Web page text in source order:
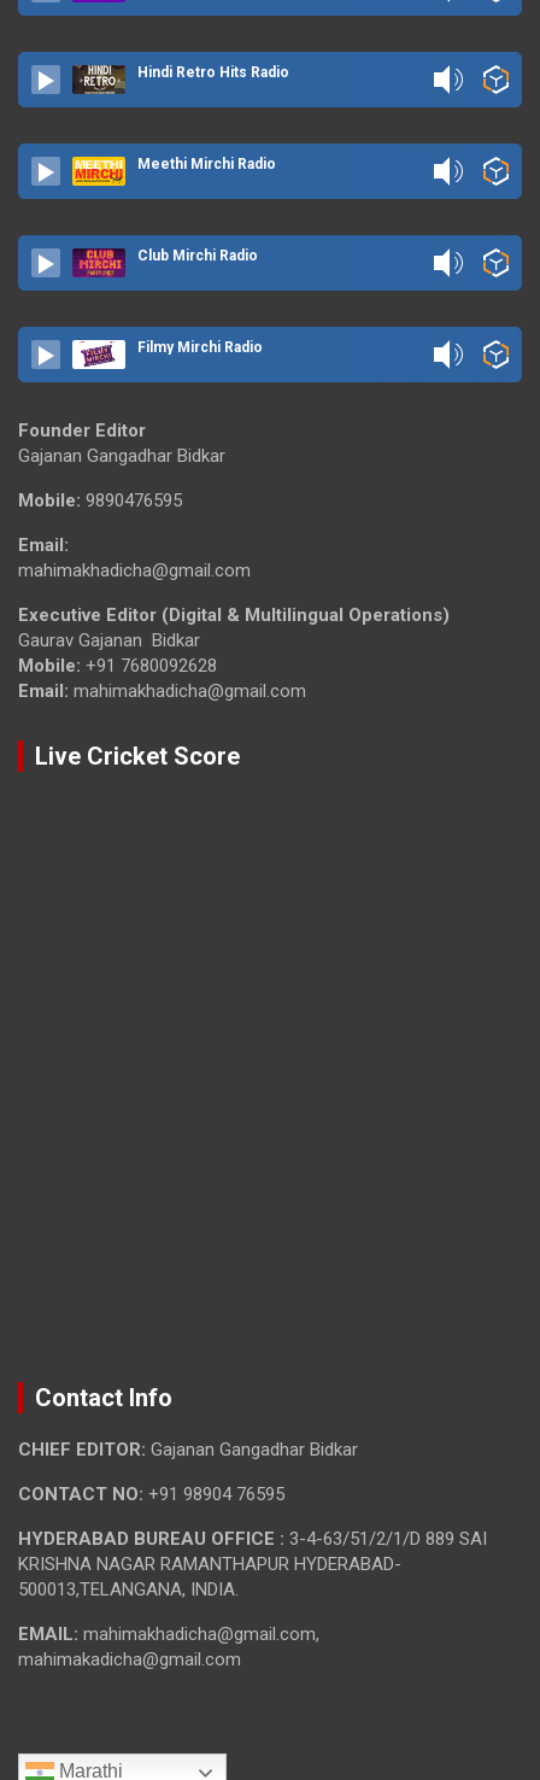
Hindi Retro Hits Radio
Meethi Mirchi Radio
Club Mirchi Radio
Filmy Mirchi Radio
Founder Editor
Gajanan Gangadhar Bidkar
Mobile: 9890476595
Email:
mahimakhadicha@gmail.com
Executive Editor (Digital & Multilingual Operations)
Gaurav Gajanan Bidkar
Mobile: +91 7680092628
Email: mahimakhadicha@gmail.com
Live Cricket Score
Contact Info
CHIEF EDITOR: Gajanan Gangadhar Bidkar
CONTACT NO: +91 98904 76595
HYDERABAD BUREAU OFFICE : 3-4-63/51/2/1/D 889 SAI
KRISHNA NAGAR RAMANTHAPUR HYDERABAD-
500013,TELANGANA, INDIA.
EMAIL: mahimakhadicha@gmail.com,
mahimakadicha@gmail.com
Marathi